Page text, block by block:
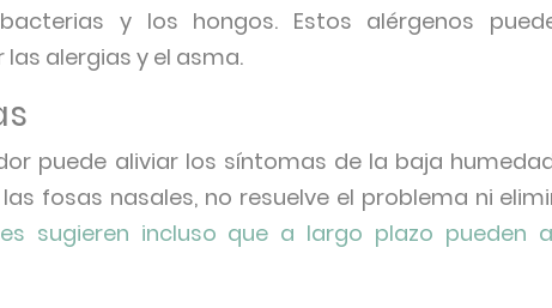
y los hongos. Estos alérgenos
alergias y el asma.
puede aliviar los síntomas de la baja
fosas nasales, no resuelve el problema ni
sugieren incluso que a largo plazo pueden